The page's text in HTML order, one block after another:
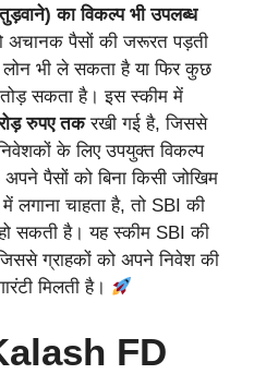
का विकल्प भी उपलब्ध
अचानक पैसों की जरूरत पड़ती
भी ले सकता है या फिर कुछ
सकता है। इस स्कीम में
रुपए तकरखी गई है, जिससे
के लिए उपयुक्त विकल्प
पैसों को बिना किसी जोखिम
लगाना चाहता है, तो SBI की
सकती है। यह स्कीम SBI की
ग्राहकों को अपने निवेश की
मिलती है।
FD